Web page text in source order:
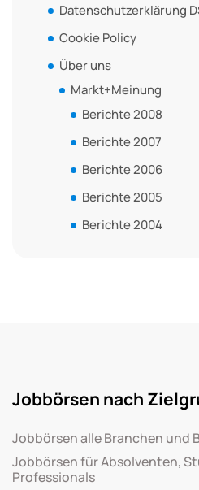
Datenschutzerklärung
Cookie Policy
Über uns
Markt+Meinung
Berichte 2008
Berichte 2007
Berichte 2006
Berichte 2005
Berichte 2004
Jobbörsen nach
Jobbörsen alle Branchen und
Jobbörsen für Absolventen,
Professionals